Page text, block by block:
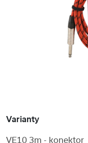
Varianty
VE10 3m - konektor